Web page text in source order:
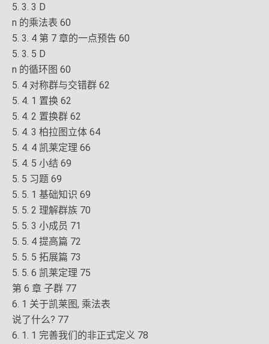
5. 3. 3 D
n 的乘法表 60
5. 3. 4 第 7 章的一点预告 60
5. 3. 5 D
n 的循环图 60
5. 4 对称群与交错群 62
5. 4. 1 置换 62
5. 4. 2 置换群 62
5. 4. 3 柏拉图立体 64
5. 4. 4 凯莱定理 66
5. 4. 5 小结 69
5. 5 习题 69
5. 5. 1 基础知识 69
5. 5. 2 理解群族 70
5. 5. 3 小成员 71
5. 5. 4 提高篇 72
5. 5. 5 拓展篇 73
5. 5. 6 凯莱定理 75
第 6 章 子群 77
6. 1 关于凯莱图, 乘法表
说了什么? 77
6. 1. 1 完善我们的非正式定义 78